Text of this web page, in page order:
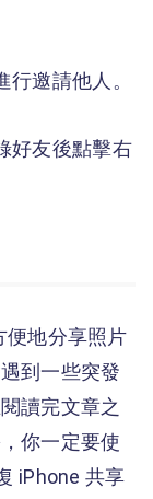
邀請他人。
好友後點擊右
便地分享照片
到一些突發
讀完文章之
你一定要使
iPhone 共享